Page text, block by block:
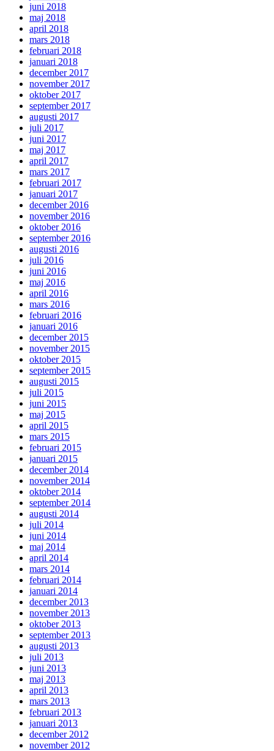
juni 2018
maj 2018
april 2018
mars 2018
februari 2018
januari 2018
december 2017
november 2017
oktober 2017
september 2017
augusti 2017
juli 2017
juni 2017
maj 2017
april 2017
mars 2017
februari 2017
januari 2017
december 2016
november 2016
oktober 2016
september 2016
augusti 2016
juli 2016
juni 2016
maj 2016
april 2016
mars 2016
februari 2016
januari 2016
december 2015
november 2015
oktober 2015
september 2015
augusti 2015
juli 2015
juni 2015
maj 2015
april 2015
mars 2015
februari 2015
januari 2015
december 2014
november 2014
oktober 2014
september 2014
augusti 2014
juli 2014
juni 2014
maj 2014
april 2014
mars 2014
februari 2014
januari 2014
december 2013
november 2013
oktober 2013
september 2013
augusti 2013
juli 2013
juni 2013
maj 2013
april 2013
mars 2013
februari 2013
januari 2013
december 2012
november 2012